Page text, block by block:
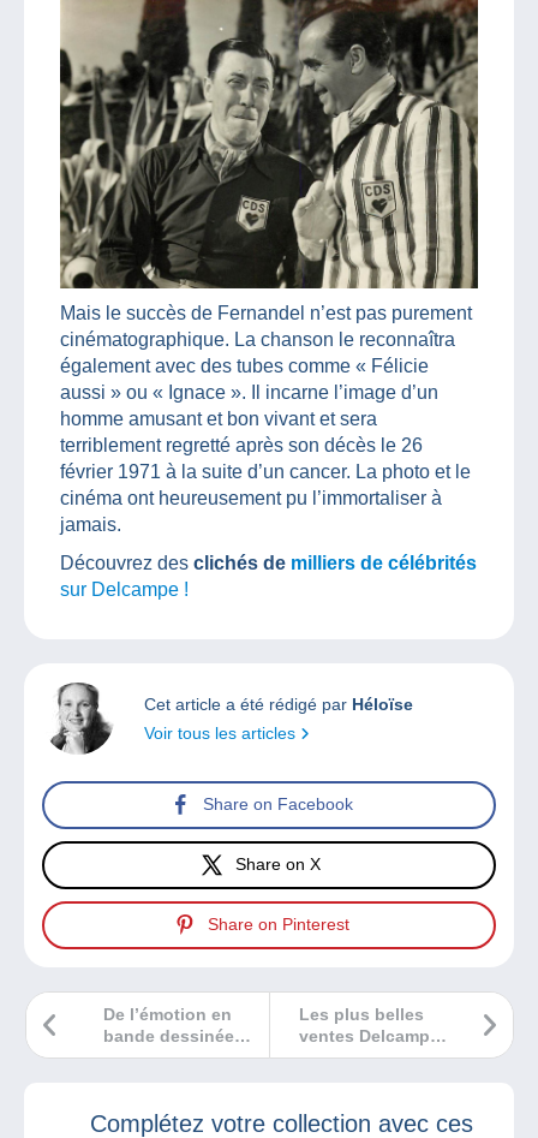
Mais le succès de Fernandel n’est pas purement
cinématographique. La chanson le reconnaîtra
également avec des tubes comme « Félicie
aussi » ou « Ignace ». Il incarne l’image d’un
homme amusant et bon vivant et sera
terriblement regretté après son décès le 26
février 1971 à la suite d’un cancer. La photo et le
cinéma ont heureusement pu l’immortaliser à
jamais.
Découvrez des clichés de milliers de célébrités
sur Delcampe !
Cet article a été rédigé par Héloïse
Voir tous les articles
Share on Facebook
Share on X
Share on Pinterest
Les plus belles
ventes Delcampe
juillet 2022
De l’émotion en
bande dessinée…
Complétez votre collection avec ces